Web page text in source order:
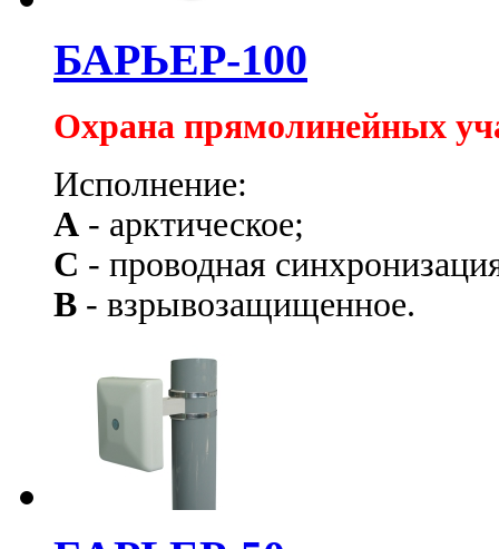
БАРЬЕР-100
Охрана прямолинейных
Исполнение:
А - арктическое;
С - проводная
В - взрывозащищенное.